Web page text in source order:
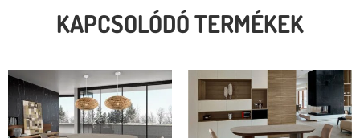
KAPCSOLÓDÓ TERMÉKEK